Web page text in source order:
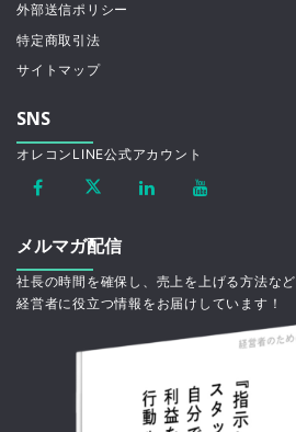
外部送信ポリシー
特定商取引法
サイトマップ
SNS
オレコンLINE公式アカウント
メルマガ配信
社長の時間を確保し、売上を上げる方法など
経営者に役立つ情報をお届けしています！